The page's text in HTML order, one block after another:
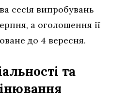
сесія випробувань
а оголошення її
до 4 вересня.
та